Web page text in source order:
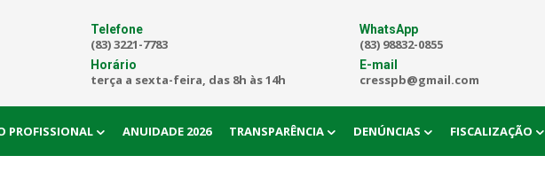
Telefone
(83) 3221-7783
Horário
terça a sexta-feira, das 8h às 14h
WhatsApp
(83) 98832-0855
E-mail
cresspb@gmail.com
PROFISSIONAL ANUIDADE 2026 TRANSPARÊNCIA DENÚNCIAS FISCALIZAÇÃO